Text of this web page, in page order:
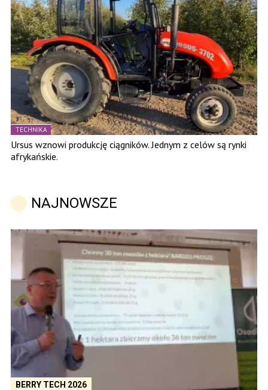
TECHNIKA
Ursus wznowi produkcję ciągników. Jednym z celów są rynki
afrykańskie.
NAJNOWSZE
BERRY TECH 2026